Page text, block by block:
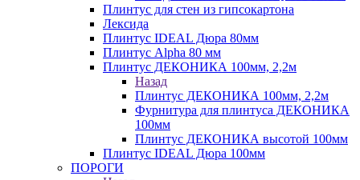
Плинтус для стен из гипсокартона
Лексида
Плинтус IDEAL Дюра 80мм
Плинтус Alpha 80 мм
Плинтус ДЕКОНИКА 100мм, 2,2м
Назад
Плинтус ДЕКОНИКА 100мм, 2,2м
Фурнитура для плинтуса ДЕКОНИКА
100мм
Плинтус ДЕКОНИКА высотой 100мм
Плинтус IDEAL Дюра 100мм
ПОРОГИ